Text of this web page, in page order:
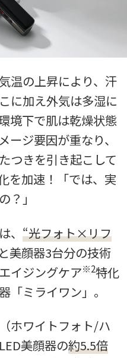
温の上昇により、汗
に加え外気は多湿に
境下で肌は乾燥状態
ージ要因が重なり、
つきを引き起こして
を加速！「では、実
？」
“光フォト×リフ
美顔器3台分の技術
イジングケア※2特化
「ミライワン」。
ホワイトフォト/ハ
美顔器の約5.5倍